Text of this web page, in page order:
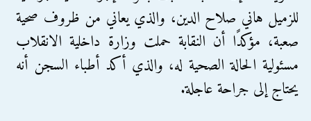
للزميل هاني صلاح الدين، والذي يعاني من ظروف صحية
صعبة، مؤكدًا أن النقابة حملت وزارة داخلية الانقلاب
مسئولية الحالة الصحية له، والذي أكد أطباء السجن أنه
يحتاج إلى جراحة عاجلة.